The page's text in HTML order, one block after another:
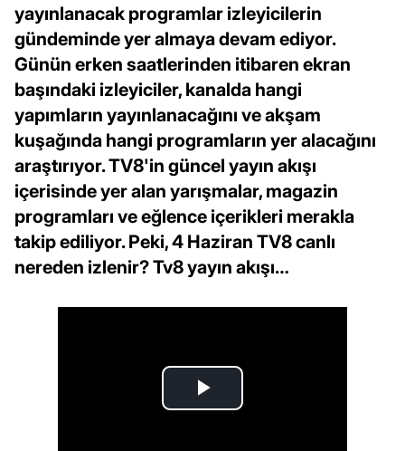
yayınlanacak programlar izleyicilerin
gündeminde yer almaya devam ediyor.
Günün erken saatlerinden itibaren ekran
başındaki izleyiciler, kanalda hangi
yapımların yayınlanacağını ve akşam
kuşağında hangi programların yer alacağını
araştırıyor. TV8'in güncel yayın akışı
içerisinde yer alan yarışmalar, magazin
programları ve eğlence içerikleri merakla
takip ediliyor. Peki, 4 Haziran TV8 canlı
nereden izlenir? Tv8 yayın akışı…